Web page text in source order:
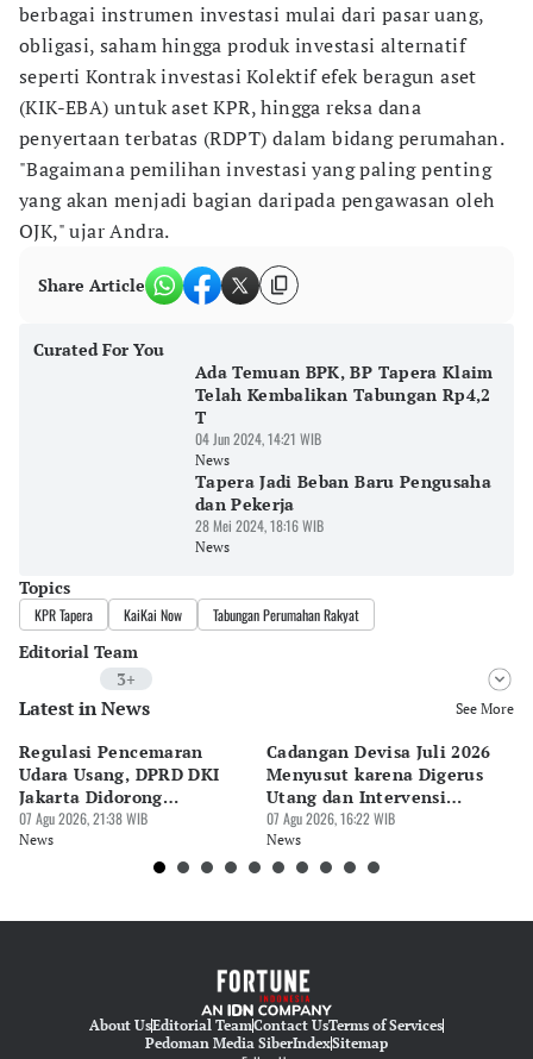
berbagai instrumen investasi mulai dari pasar uang,
obligasi, saham hingga produk investasi alternatif
seperti Kontrak investasi Kolektif efek beragun aset
(KIK-EBA) untuk aset KPR, hingga reksa dana
penyertaan terbatas (RDPT) dalam bidang perumahan.
"Bagaimana pemilihan investasi yang paling penting
yang akan menjadi bagian daripada pengawasan oleh
OJK," ujar Andra.
Share Article
Curated For You
Ada Temuan BPK, BP Tapera Klaim
Telah Kembalikan Tabungan Rp4,2
T
04 Jun 2024, 14:21 WIB
News
Tapera Jadi Beban Baru Pengusaha
dan Pekerja
28 Mei 2024, 18:16 WIB
News
Topics
KPR Tapera KaiKai Now Tabungan Perumahan Rakyat
Editorial Team
3+
Editor
Editor
Bonardo Maulana
Hendra Friana
Latest in News See More
Regulasi Pencemaran
Udara Usang, DPRD DKI
Jakarta Didorong
Prioritaskan Revisi Perda
07 Agu 2026, 21:38 WIB
News
Cadangan Devisa Juli 2026
Menyusut karena Digerus
Utang dan Intervensi
Rupiah
07 Agu 2026, 16:22 WIB
News
About UsEditorial TeamContact UsTerms of Services
Pedoman Media SiberIndexSitemap